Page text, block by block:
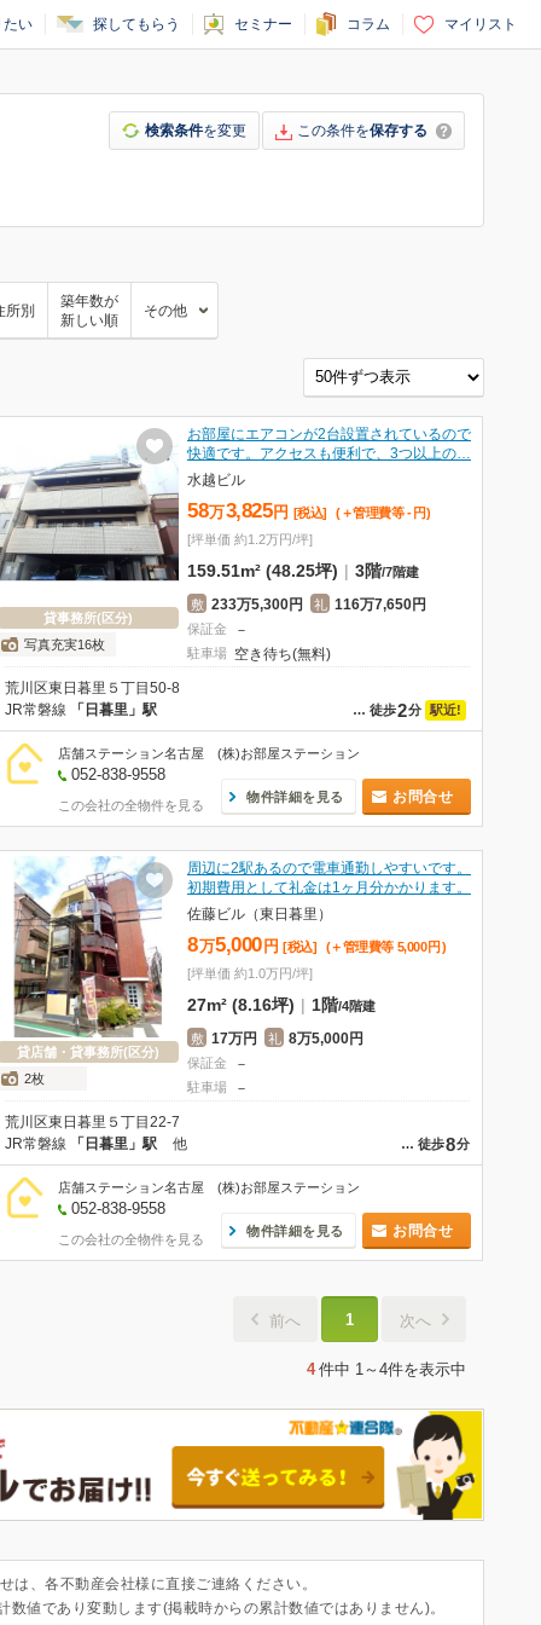
たい 探してもらう セミナー コラム マイリスト
検索条件を変更 この条件を保存する
所別
築年数が
新しい順
その他
貸事務所(区分)
写真充実16枚
お部屋にエアコンが2台設置されているので
快適です。アクセスも便利で、3つ以上の…
水越ビル
58万3,825 円 [税込] (＋管理費等 - 円)
[坪単価 約1.2万円/坪]
159.51m² (48.25坪) | 3階/7階建
敷 233万5,300円 礼 116万7,650円
保証金 －
駐車場 空き待ち(無料)
荒川区東日暮里５丁目50-8
… 徒歩2分 駅近!
JR常磐線 「日暮里」駅
店舗ステーション名古屋 (株)お部屋ステーション
052-838-9558
この会社の全物件を見る
物件詳細を見る お問合せ
貸店舗・貸事務所(区分)
2枚
周辺に2駅あるので電車通勤しやすいです。
初期費用として礼金は1ヶ月分かかります。
佐藤ビル（東日暮里）
8万5,000 円 [税込] (＋管理費等 5,000 円 )
[坪単価 約1.0万円/坪]
27m² (8.16坪) | 1階/4階建
敷 17万円 礼 8万5,000円
保証金 －
駐車場
－
荒川区東日暮里５丁目22-7
… 徒歩8分
JR常磐線 「日暮里」駅 他
店舗ステーション名古屋 (株)お部屋ステーション
052-838-9558
この会社の全物件を見る
物件詳細を見る お問合せ
前へ 1 次へ
4 件中 1～4件を表示中
、各不動産会社様に直接ご連絡ください。
値であり変動します(掲載時からの累計数値ではありません)。